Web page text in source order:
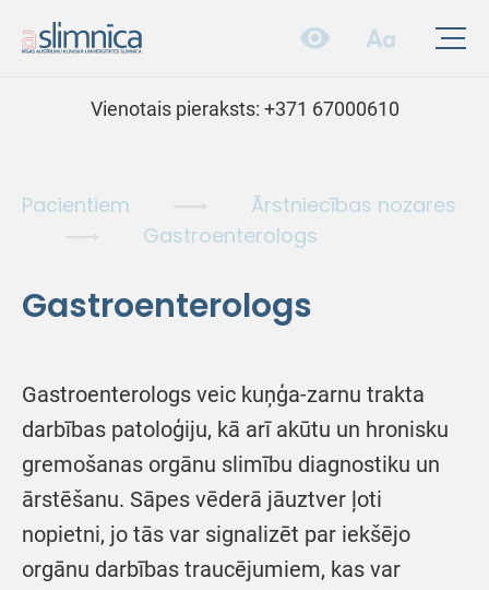
Vienotais pieraksts: +371 67000610
Pacientiem
Ārstniecības nozares
Gastroenterologs
Gastroenterologs
Gastroenterologs veic kuņģa-zarnu trakta
darbības patoloģiju, kā arī akūtu un hronisku
gremošanas orgānu slimību diagnostiku un
ārstēšanu. Sāpes vēderā jāuztver ļoti
nopietni, jo tās var signalizēt par iekšējo
orgānu darbības traucējumiem, kas var